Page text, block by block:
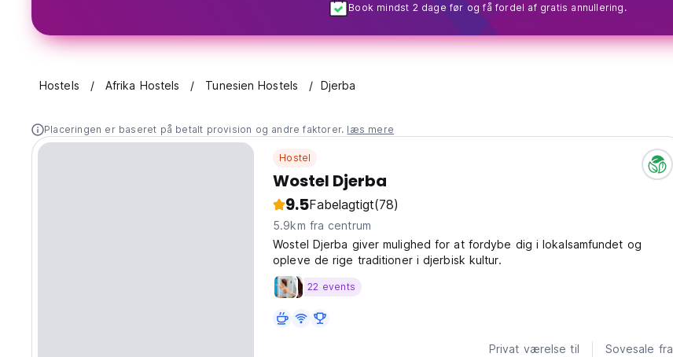
Book mindst 2 dage før og få fordel af gratis annullering.
Hostels Afrika Hostels Tunesien Hostels Djerba
Placeringen er baseret på betalt provision og andre faktorer. læs mere
Hostel
Wostel Djerba
9.5Fabelagtigt(78)
5.9km fra centrum
Wostel Djerba giver mulighed for at fordybe dig i lokalsamfundet og
opleve de rige traditioner i djerbisk kultur.
22 events
Privat værelse til Sovesale fra